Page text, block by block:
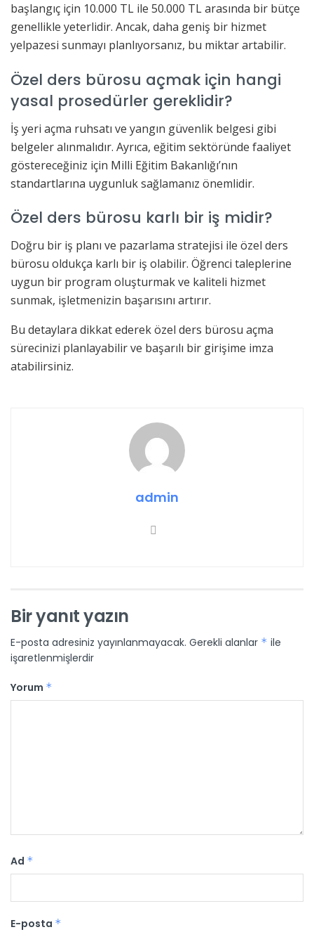
başlangıç için 10.000 TL ile 50.000 TL arasında bir bütçe
genellikle yeterlidir. Ancak, daha geniş bir hizmet
yelpazesi sunmayı planlıyorsanız, bu miktar artabilir.
Özel ders bürosu açmak için hangi
yasal prosedürler gereklidir?
İş yeri açma ruhsatı ve yangın güvenlik belgesi gibi
belgeler alınmalıdır. Ayrıca, eğitim sektöründe faaliyet
göstereceğiniz için Milli Eğitim Bakanlığı’nın
standartlarına uygunluk sağlamanız önemlidir.
Özel ders bürosu karlı bir iş midir?
Doğru bir iş planı ve pazarlama stratejisi ile özel ders
bürosu oldukça karlı bir iş olabilir. Öğrenci taleplerine
uygun bir program oluşturmak ve kaliteli hizmet
sunmak, işletmenizin başarısını artırır.
Bu detaylara dikkat ederek özel ders bürosu açma
sürecinizi planlayabilir ve başarılı bir girişime imza
atabilirsiniz.
admin
Bir yanıt yazın
E-posta adresiniz yayınlanmayacak. Gerekli alanlar * ile
işaretlenmişlerdir
Yorum *
Ad *
E-posta *